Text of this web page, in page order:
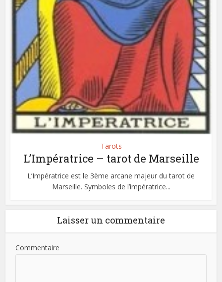
Tarots
L’Impératrice – tarot de Marseille
L’Impératrice est le 3ème arcane majeur du tarot de
Marseille. Symboles de l’impératrice...
Laisser un commentaire
Commentaire